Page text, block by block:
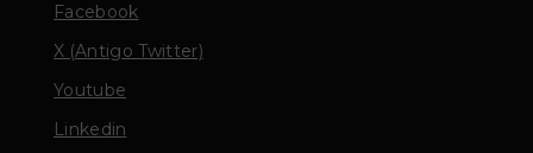
Facebook
X (Antigo Twitter)
Youtube
Linkedin